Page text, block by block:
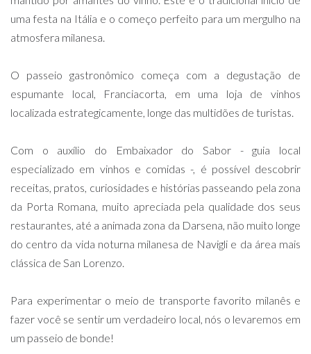
uma festa na Itália e o começo perfeito para um mergulho na
atmosfera milanesa.
O passeio gastronômico começa com a degustação de
espumante local, Franciacorta, em uma loja de vinhos
localizada estrategicamente, longe das multidões de turistas.
Com o auxílio do Embaixador do Sabor - guia local
especializado em vinhos e comidas -, é possível descobrir
receitas, pratos, curiosidades e histórias passeando pela zona
da Porta Romana, muito apreciada pela qualidade dos seus
restaurantes, até a animada zona da Darsena, não muito longe
do centro da vida noturna milanesa de Navigli e da área mais
clássica de San Lorenzo.
Para experimentar o meio de transporte favorito milanês e
fazer você se sentir um verdadeiro local, nós o levaremos em
um passeio de bonde!